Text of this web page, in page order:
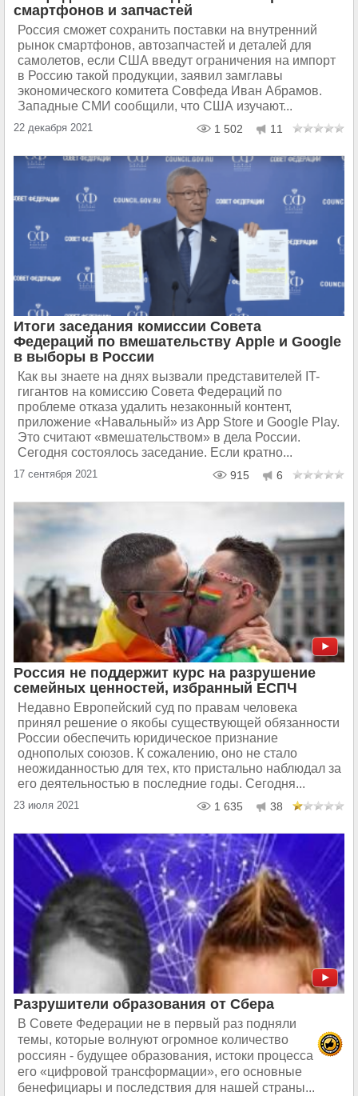
смартфонов и запчастей
Россия сможет сохранить поставки на внутренний
рынок смартфонов, автозапчастей и деталей для
самолетов, если США введут ограничения на импорт
в Россию такой продукции, заявил замглавы
экономического комитета Совфеда Иван Абрамов.
Западные СМИ сообщили, что США изучают...
22 декабря 2021 1 502 11
Итоги заседания комиссии Совета
Федераций по вмешательству Apple и Google
в выборы в России
Как вы знаете на днях вызвали представителей IT-
гигантов на комиссию Совета Федераций по
проблеме отказа удалить незаконный контент,
приложение «Навальный» из App Store и Google Play.
Это считают «вмешательством» в дела России.
Сегодня состоялось заседание. Если кратно...
17 сентября 2021 915 6
Россия не поддержит курс на разрушение
семейных ценностей, избранный ЕСПЧ
Недавно Европейский суд по правам человека
принял решение о якобы существующей обязанности
России обеспечить юридическое признание
однополых союзов. К сожалению, оно не стало
неожиданностью для тех, кто пристально наблюдал за
его деятельностью в последние годы. Сегодня...
23 июля 2021 1 635 38
Разрушители образования от Сбера
В Совете Федерации не в первый раз подняли
темы, которые волнуют огромное количество
россиян - будущее образования, истоки процесса
его «цифровой трансформации», его основные
бенефициары и последствия для нашей страны...